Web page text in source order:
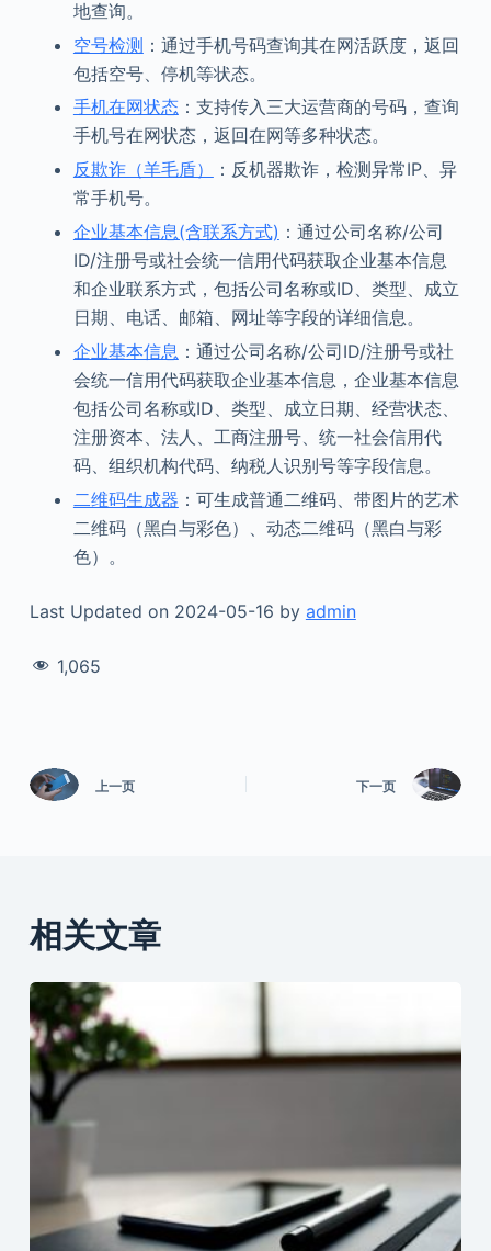
地查询。
空号检测 ：通过手机号码查询其在网活跃度，返回
包括空号、停机等状态。
手机在网状态：支持传入三大运营商的号码，查询
手机号在网状态，返回在网等多种状态。
反欺诈（羊毛盾）
：反机器欺诈，检测异常IP、异
常手机号。
企业基本信息(含联系方式) ：通过公司名称/公司
ID/注册号或社会统一信用代码获取企业基本信息
和企业联系方式，包括公司名称或ID、类型、成立
日期、电话、邮箱、网址等字段的详细信息。
企业基本信息 ：通过公司名称/公司ID/注册号或社
会统一信用代码获取企业基本信息，企业基本信息
包括公司名称或ID、类型、成立日期、经营状态、
注册资本、法人、工商注册号、统一社会信用代
码、组织机构代码、纳税人识别号等字段信息。
二维码生成器 ：可生成普通二维码、带图片的艺术
二维码（黑白与彩色）、动态二维码（黑白与彩
色）。
Last Updated on 2024-05-16 by admin
1,065
上一页 下一页
相关文章